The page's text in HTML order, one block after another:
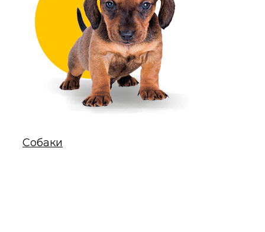
Собаки